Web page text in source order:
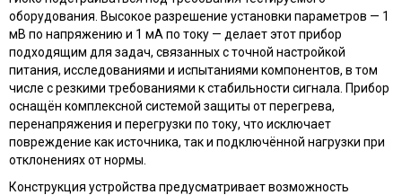
оборудования. Высокое разрешение установки параметров — 1
мВ по напряжению и 1 мА по току — делает этот прибор
подходящим для задач, связанных с точной настройкой
питания, исследованиями и испытаниями компонентов, в том
числе с резкими требованиями к стабильности сигнала. Прибор
оснащён комплексной системой защиты от перегрева,
перенапряжения и перегрузки по току, что исключает
повреждение как источника, так и подключённой нагрузки при
отклонениях от нормы.
Конструкция устройства предусматривает возможность